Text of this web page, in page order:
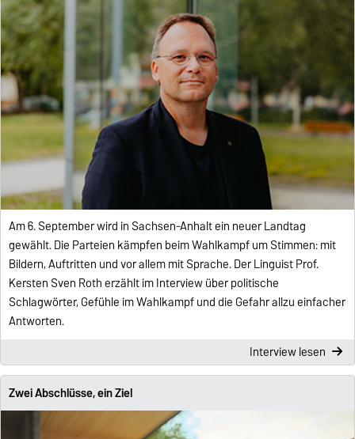
Am 6. September wird in Sachsen-Anhalt ein neuer Landtag
gewählt. Die Parteien kämpfen beim Wahlkampf um Stimmen: mit
Bildern, Auftritten und vor allem mit Sprache. Der Linguist Prof.
Kersten Sven Roth erzählt im Interview über politische
Schlagwörter, Gefühle im Wahlkampf und die Gefahr allzu einfacher
Antworten.
Interview lesen
Zwei Abschlüsse, ein Ziel